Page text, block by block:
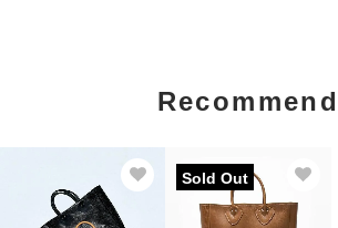
Recommend
Sold Out